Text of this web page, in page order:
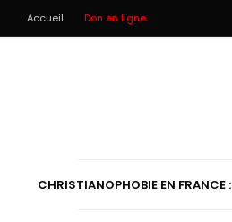
Accueil Don en ligne
CHRISTIANOPHOBIE EN FRANCE :